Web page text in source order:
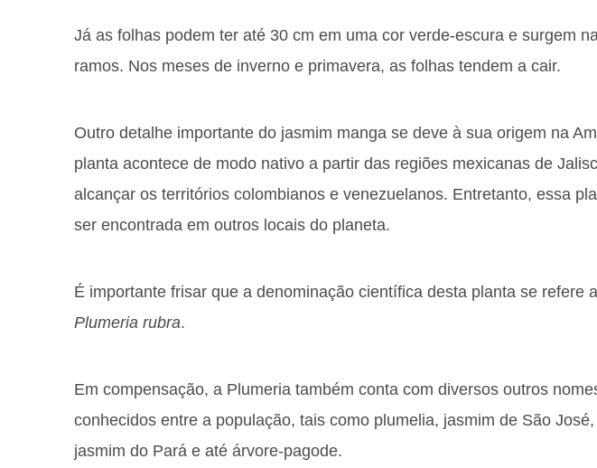
Já as folhas podem ter até 30 cm em uma cor verde-escura e surgem
ramos. Nos meses de inverno e primavera, as folhas tendem a cair.
Outro detalhe importante do jasmim manga se deve à sua origem na
planta acontece de modo nativo a partir das regiões mexicanas de
alcançar os territórios colombianos e venezuelanos. Entretanto, essa
ser encontrada em outros locais do planeta.
É importante frisar que a denominação científica desta planta se refere
Plumeria rubra.
Em compensação, a Plumeria também conta com diversos outros
conhecidos entre a população, tais como plumelia, jasmim de São
jasmim do Pará e até árvore-pagode.